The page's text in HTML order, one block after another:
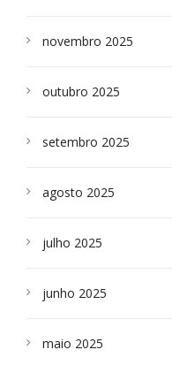
novembro 2025
outubro 2025
setembro 2025
agosto 2025
julho 2025
junho 2025
maio 2025